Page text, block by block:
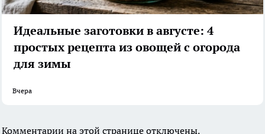
Идеальные заготовки в августе: 4
простых рецепта из овощей с огорода
для зимы
Вчера
Комментарии на этой странице отключены.